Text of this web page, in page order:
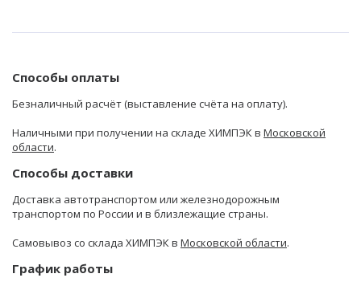
Способы оплаты
Безналичный расчёт (выставление счёта на оплату).
Наличными при получении на складе ХИМПЭК в Московской
области.
Способы доставки
Доставка автотранспортом или железнодорожным
транспортом по России и в близлежащие страны.
Самовывоз со склада ХИМПЭК в Московской области.
График работы